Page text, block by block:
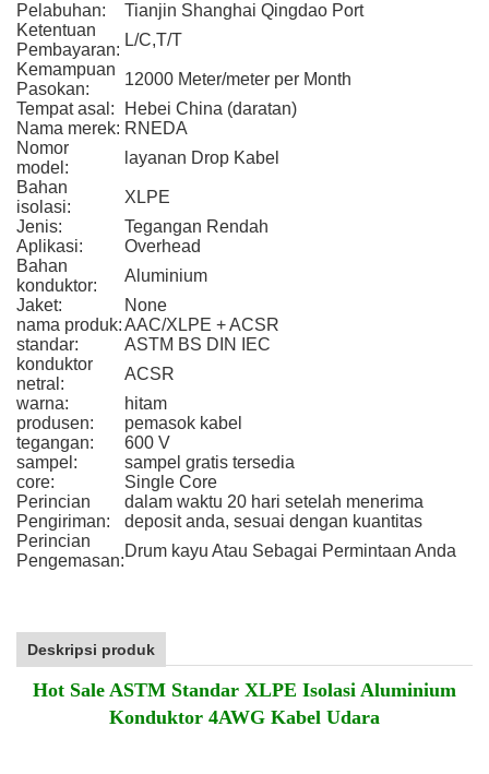
Pelabuhan:
Tianjin Shanghai Qingdao Port
Ketentuan
Pembayaran:
L/C,T/T
Kemampuan
Pasokan:
12000 Meter/meter per Month
Tempat asal:
Hebei China (daratan)
Nama merek: RNEDA
Nomor
model:
layanan Drop Kabel
Bahan
isolasi:
XLPE
Jenis:
Tegangan Rendah
Aplikasi:
Overhead
Bahan
konduktor:
Aluminium
Jaket:
None
nama produk:AAC/XLPE + ACSR
standar:
ASTM BS DIN IEC
konduktor
netral:
ACSR
warna:
hitam
produsen:
pemasok kabel
tegangan:
600 V
sampel:
sampel gratis tersedia
core:
Single Core
Perincian
Pengiriman:
dalam waktu 20 hari setelah menerima
deposit anda, sesuai dengan kuantitas
Perincian
Pengemasan:
Drum kayu Atau Sebagai Permintaan Anda
Deskripsi produk
Hot Sale ASTM Standar XLPE Isolasi Aluminium
Konduktor 4AWG Kabel Udara